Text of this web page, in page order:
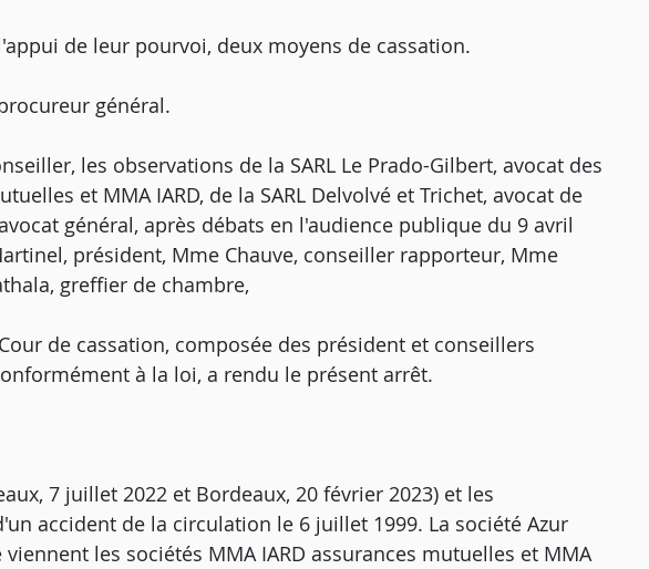
de leur pourvoi, deux moyens de cassation.
général.
les observations de la SARL Le Prado-Gilbert, avocat des
et MMA IARD, de la SARL Delvolvé et Trichet, avocat de
général, après débats en l'audience publique du 9 avril
président, Mme Chauve, conseiller rapporteur, Mme
greffier de chambre,
de cassation, composée des président et conseillers
à la loi, a rendu le présent arrêt.
7 juillet 2022 et Bordeaux, 20 février 2023) et les
accident de la circulation le 6 juillet 1999. La société Azur
les sociétés MMA IARD assurances mutuelles et MMA